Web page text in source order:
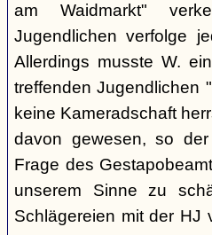
am Waidmarkt"
Jugendlichen verfolge
Allerdings musste W.
treffenden Jugendlichen
keine Kameradschaft
davon gewesen, so
Frage des
unserem Sinne zu
Schlägereien mit der HJ